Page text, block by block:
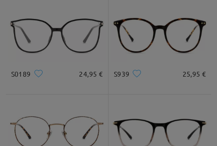
S0189 24,95 € S939 25,95 €